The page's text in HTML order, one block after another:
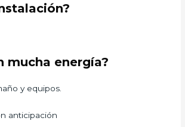
mucha energía?
y equipos.
anticipación